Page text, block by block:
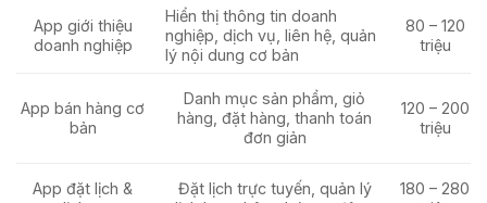
App giới thiệu
doanh nghiệp
Hiển thị thông tin doanh
nghiệp, dịch vụ, liên hệ, quản
lý nội dung cơ bản
80 – 120
triệu
App bán hàng cơ
bản
Danh mục sản phẩm, giỏ
hàng, đặt hàng, thanh toán
đơn giản
120 – 200
triệu
App đặt lịch &
Đặt lịch trực tuyến, quản lý
180 – 280